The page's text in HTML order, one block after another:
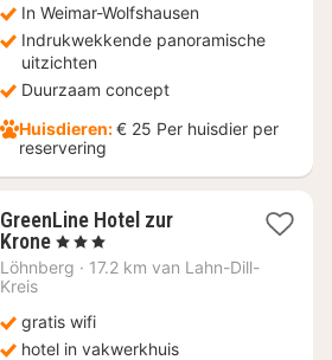
141,60
In Weimar-Wolfshausen
Indrukwekkende panoramische
uitzichten
Duurzaam concept
Huisdieren:€ 25 Per huisdier per
reservering
GreenLine Hotel zur
Krone1
nacht
vanaf
144
, 3 Sterren
Löhnberg · 17.2 km van Lahn-Dill-
Kreis
gratis wifi
hotel in vakwerkhuis